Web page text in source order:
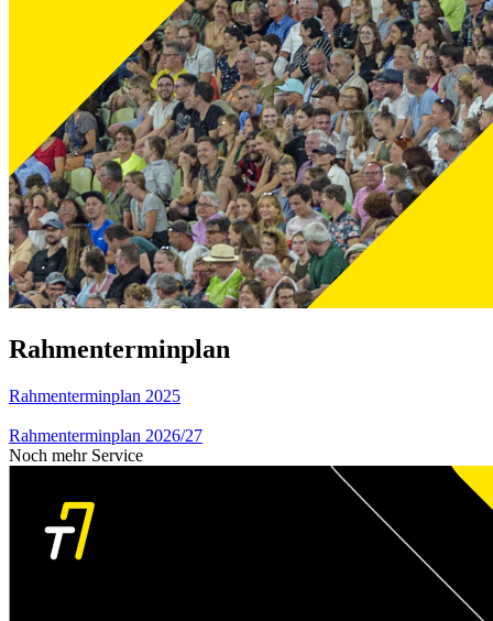
Rahmenterminplan
Rahmenterminplan 2025
Rahmenterminplan 2026/27
Noch mehr Service